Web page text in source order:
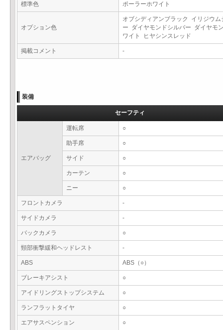
標準色
ポーラーホワイト
オプション色
オブシディアンブラック イリジウム
ー ダイヤモンドシルバー ダイヤモ
ワイト ヒヤシンスレッド
掲載コメント -
装備
セーフティ
エアバッグ
運転席 ○
助手席 ○
サイド ○
カーテン ○
ニー ○
フロントカメラ -
サイドカメラ -
バックカメラ ○
頸部衝撃緩和ヘッドレスト -
ABS ABS（○）
ブレーキアシスト ○
アイドリングストップシステム ○
ランフラットタイヤ ○
エアサスペンション ○